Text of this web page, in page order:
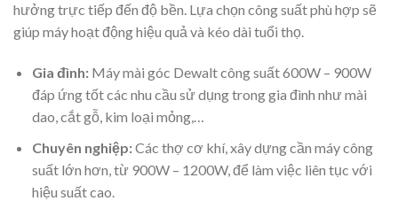
hưởng trực tiếp đến độ bền. Lựa chọn công suất phù hợp sẽ
giúp máy hoạt động hiệu quả và kéo dài tuổi thọ.
Gia đình:Máy mài góc Dewalt công suất 600W – 900W
đáp ứng tốt các nhu cầu sử dụng trong gia đình như mài
dao, cắt gỗ, kim loại mỏng,…
Chuyên nghiệp:Các thợ cơ khí, xây dựng cần máy công
suất lớn hơn, từ 900W – 1200W, để làm việc liên tục với
hiệu suất cao.